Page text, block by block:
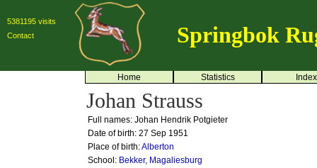
5381195 visits
Contact
Springbok
Home Statistics Index
Johan Strauss
Full names: Johan Hendrik Potgieter
Date of birth: 27 Sep 1951
Place of birth:Alberton
School: Bekker, Magaliesburg